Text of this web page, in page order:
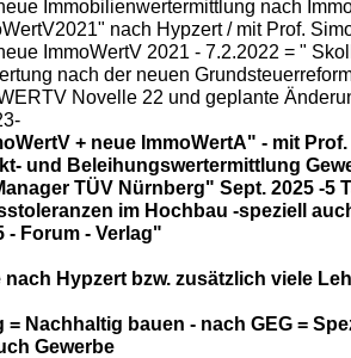
Immobilienwertermittlung nach
nach Hypzert / mit Prof.
ImmoWertV 2021 - 7.2.2022 = "
nach der neuen
Novelle 22 und geplante
+ neue ImmoWertA" - mit Prof.
und Beleihungswertermittlung
TÜV Nürnberg" Sept. 2025 -5
im Hochbau -speziell
- Forum - Verlag"
Hypzert bzw. zusätzlich viele
= Nachhaltig bauen - nach GEG =
Gewerbe